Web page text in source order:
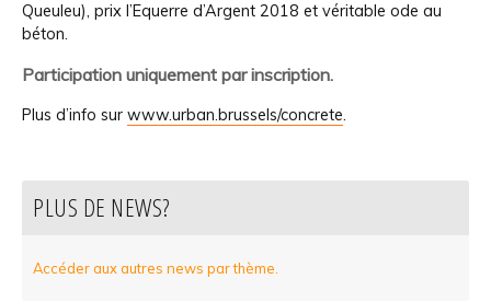
Queuleu), prix l’Equerre d’Argent 2018 et véritable ode au
béton.
Participation uniquement par inscription.
Plus d’info sur www.urban.brussels/concrete.
PLUS DE NEWS?
Accéder aux autres news par thème.